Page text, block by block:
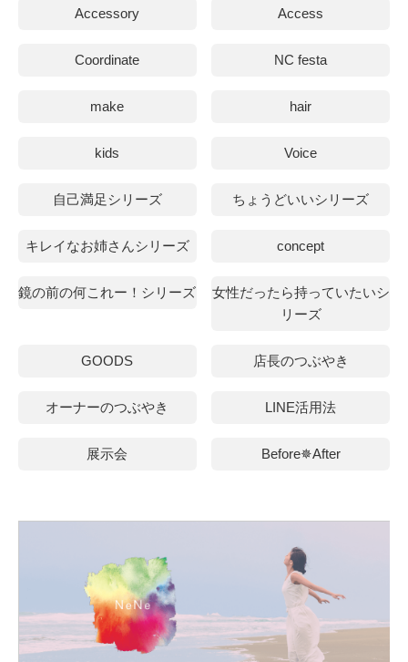
Accessory Access
Coordinate NC festa
make hair
kids Voice
自己満足シリーズ ちょうどいいシリーズ
キレイなお姉さんシリーズ concept
鏡の前の何これー！シリーズ
女性だったら持っていたいシ
リーズ
GOODS 店長のつぶやき
オーナーのつぶやき LINE活用法
展示会 Before✵After